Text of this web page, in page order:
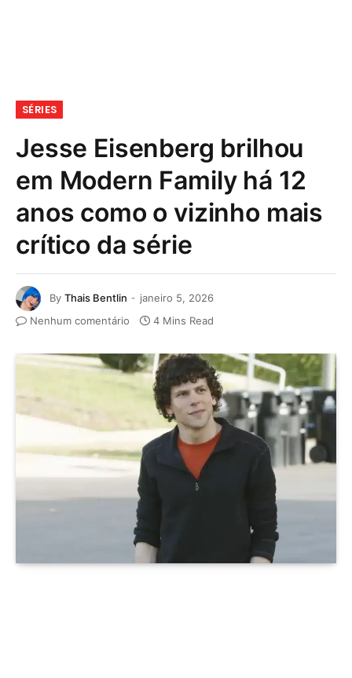
SÉRIES
Jesse Eisenberg brilhou
em Modern Family há 12
anos como o vizinho mais
crítico da série
By Thais Bentlin
janeiro 5, 2026
Nenhum comentário
4 Mins Read